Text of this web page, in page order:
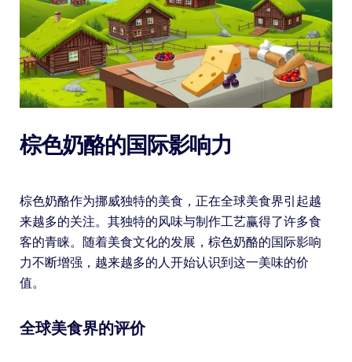
棕色奶酪的国际影响力
棕色奶酪作为挪威独特的美食，正在全球美食界引起越
来越多的关注。其独特的风味与制作工艺赢得了许多食
客的青睐。随着美食文化的发展，棕色奶酪的国际影响
力不断增强，越来越多的人开始认识到这一美味的价
值。
全球美食界的评价